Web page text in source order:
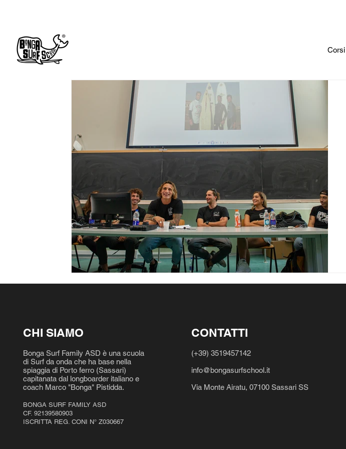
Corsi
CHI SIAMO
Bonga Surf Family ASD è una scuola
di Surf da onda che ha base nella
spiaggia di Porto ferro (Sassari)
capitanata dal longboarder italiano e
coach Marco "Bonga" Pistidda.
BONGA SURF FAMILY ASD
CF. 92139580903
ISCRITTA REG. CONI N° Z030667
CONTATTI
(+39) 3519457142
info@bongasurfschool.it
Via Monte Airatu, 07100 Sassari SS